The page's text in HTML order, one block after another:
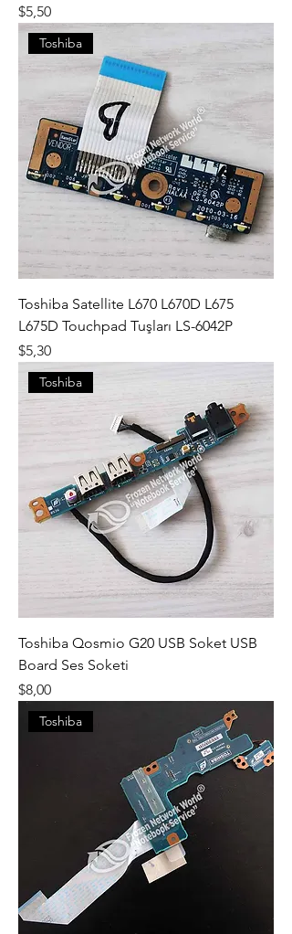
Fiyat
$5,50
Toshiba
Toshiba Satellite L670 L670D L675
L675D Touchpad Tuşları LS-6042P
Fiyat
$5,30
Toshiba
Toshiba Qosmio G20 USB Soket USB
Board Ses Soketi
Fiyat
$8,00
Toshiba